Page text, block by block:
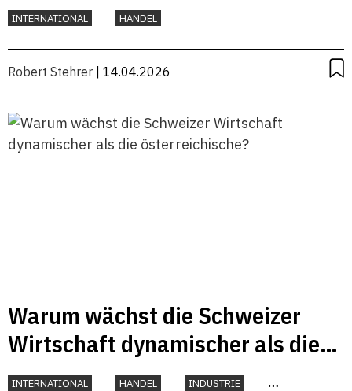
INTERNATIONAL HANDEL
Robert Stehrer | 14.04.2026
Warum wächst die Schweizer
Wirtschaft dynamischer als die
österreichische?
INTERNATIONAL HANDEL
INDUSTRIE